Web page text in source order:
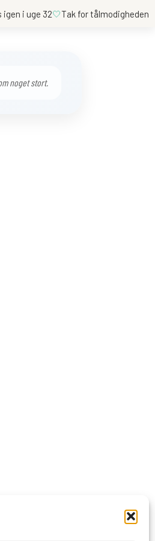
i uge 32🤍Tak for tålmodigheden
noget stort.